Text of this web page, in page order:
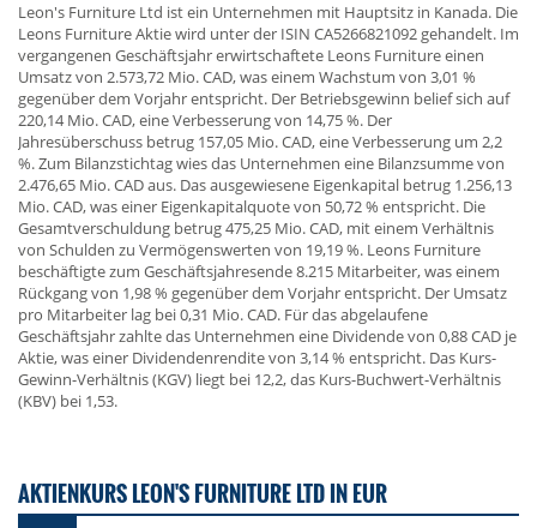
Leon's Furniture Ltd ist ein Unternehmen mit Hauptsitz in Kanada. Die
Leons Furniture Aktie wird unter der ISIN CA5266821092 gehandelt. Im
vergangenen Geschäftsjahr erwirtschaftete Leons Furniture einen
Umsatz von 2.573,72 Mio. CAD, was einem Wachstum von 3,01 %
gegenüber dem Vorjahr entspricht. Der Betriebsgewinn belief sich auf
220,14 Mio. CAD, eine Verbesserung von 14,75 %. Der
Jahresüberschuss betrug 157,05 Mio. CAD, eine Verbesserung um 2,2
%. Zum Bilanzstichtag wies das Unternehmen eine Bilanzsumme von
2.476,65 Mio. CAD aus. Das ausgewiesene Eigenkapital betrug 1.256,13
Mio. CAD, was einer Eigenkapitalquote von 50,72 % entspricht. Die
Gesamtverschuldung betrug 475,25 Mio. CAD, mit einem Verhältnis
von Schulden zu Vermögenswerten von 19,19 %. Leons Furniture
beschäftigte zum Geschäftsjahresende 8.215 Mitarbeiter, was einem
Rückgang von 1,98 % gegenüber dem Vorjahr entspricht. Der Umsatz
pro Mitarbeiter lag bei 0,31 Mio. CAD. Für das abgelaufene
Geschäftsjahr zahlte das Unternehmen eine Dividende von 0,88 CAD je
Aktie, was einer Dividendenrendite von 3,14 % entspricht. Das Kurs-
Gewinn-Verhältnis (KGV) liegt bei 12,2, das Kurs-Buchwert-Verhältnis
(KBV) bei 1,53.
AKTIENKURS LEON'S FURNITURE LTD IN EUR